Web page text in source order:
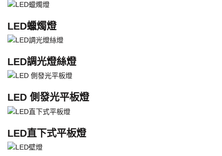
LED蠟燭燈
LED調光燈絲燈
LED 側發光平板燈
LED直下式平板燈